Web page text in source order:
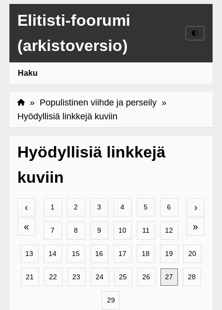
Elitisti-foorumi
(arkistoversio)
🌓
Haku
» Populistinen viihde ja perseily»
Hyödyllisiä linkkejä kuviin
Hyödyllisiä linkkejä
kuviin
‹
«
›
»
1 2 3 4 5 6
7 8 9 10 11 12
13 14 15 16 17 18 19 20
21 22 23 24 25 26 27 28
29